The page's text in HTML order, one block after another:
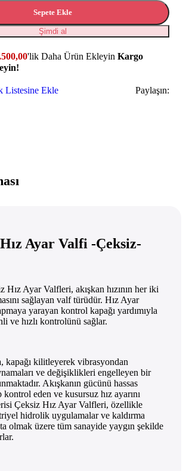
Sepete Ekle
Şimdi al
'lik Daha Ürün Ekleyin Kargo
Listesine Ekle Paylaşın:
Hız Ayar Valfi -Çeksiz-
Hız Ayar Valfleri, akışkan hızının her iki
sağlayan valf türüdür. Hız Ayar
yarayan kontrol kapağı yardımıyla
ve hızlı kontrolünü sağlar.
kapağı kilitleyerek vibrasyondan
ve değişiklikleri engelleyen bir
Akışkanın gücünü hassas
eden ve kusursuz hız ayarını
Çeksiz Hız Ayar Valfleri, özellikle
hidrolik uygulamalar ve kaldırma
olmak üzere tüm sanayide yaygın şekilde